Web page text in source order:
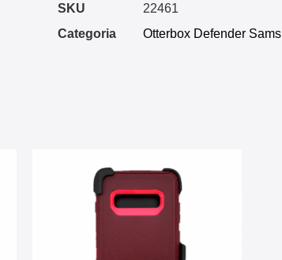
SKU
22461
Categoria
Otterbox Defender